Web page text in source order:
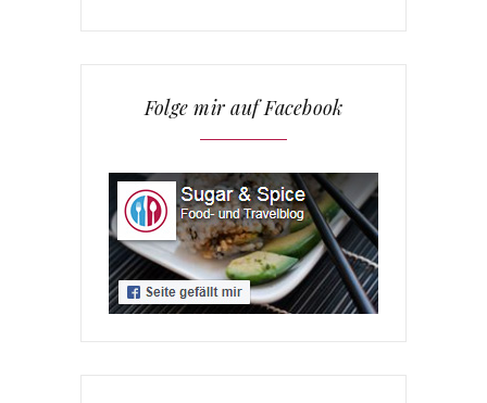
Folge mir auf Facebook